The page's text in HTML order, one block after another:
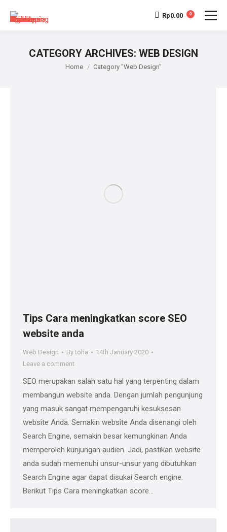
Rp0.00 0
CATEGORY ARCHIVES: WEB DESIGN
You are here:
Home Category "Web Design"
Tips Cara meningkatkan score SEO
website anda
Web Design Bytoha
14th January 2020
Leave a comment
SEO merupakan salah satu hal yang terpenting dalam
membangun website anda. Dengan jumlah pengunjung
yang masuk sangat mempengaruhi kesuksesan
website Anda. Semakin website Anda disenangi oleh
Search Engine, semakin besar kemungkinan Anda
memperoleh kunjungan audien. Jadi, pastikan website
anda sudah memenuhi unsur-unsur yang dibutuhkan
Search Engine agar dapat disukai Search engine.
Berikut Tips Cara meningkatkan score…